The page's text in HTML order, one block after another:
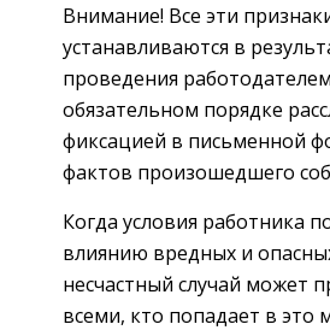
Внимание! Все эти
устанавливаются в
проведения
обязательном порядке
фиксацией в письменной
фактов произошедшего
Когда условия работника
влиянию вредных и
несчастный случай может
всеми, кто попадает в это